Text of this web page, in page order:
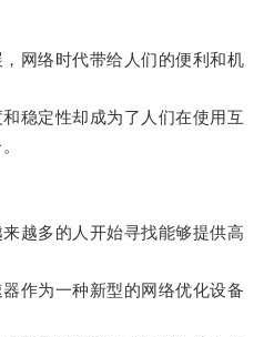
络时代带给人们的便利和机
定性却成为了人们在使用互
多的人开始寻找能够提供高
为一种新型的网络优化设备